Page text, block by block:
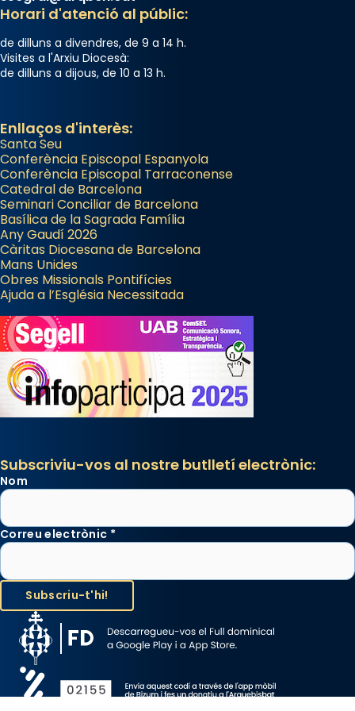
Horari d'atenció al públic:
de dilluns a divendres, de 9 a 14 h.
Visites a l'Arxiu Diocesà:
de dilluns a dijous, de 10 a 13 h.
Enllaços d'interès:
Santa Seu
Conferència Episcopal Espanyola
Conferència Episcopal Tarraconense
Catedral de Barcelona
Seminari Conciliar de Barcelona
Basílica de la Sagrada Família
Any Gaudí 2026
Càritas Diocesana de Barcelona
Mans Unides
Obres Missionals Pontifícies
Ajuda a l’Església Necessitada
Subscriviu-vos al nostre butlletí electrònic:
Nom
Correu electrònic *